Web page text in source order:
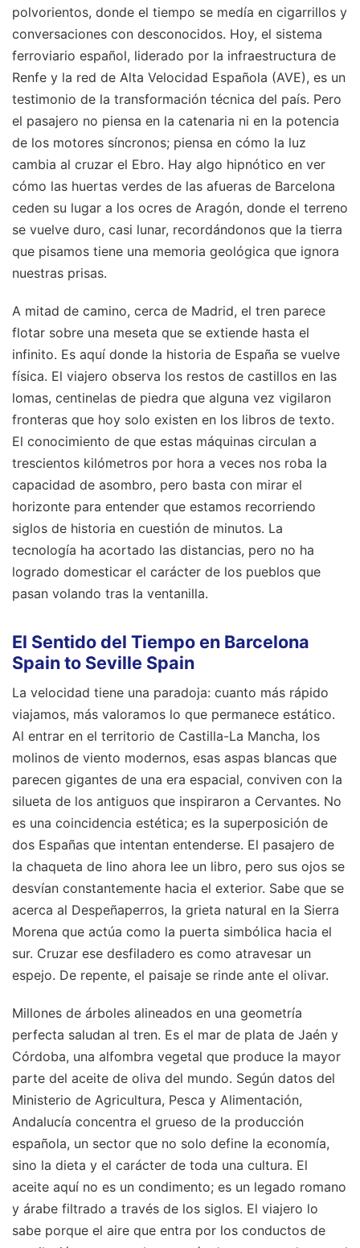
polvorientos, donde el tiempo se medía en cigarrillos y
conversaciones con desconocidos. Hoy, el sistema
ferroviario español, liderado por la infraestructura de
Renfe y la red de Alta Velocidad Española (AVE), es un
testimonio de la transformación técnica del país. Pero
el pasajero no piensa en la catenaria ni en la potencia
de los motores síncronos; piensa en cómo la luz
cambia al cruzar el Ebro. Hay algo hipnótico en ver
cómo las huertas verdes de las afueras de Barcelona
ceden su lugar a los ocres de Aragón, donde el terreno
se vuelve duro, casi lunar, recordándonos que la tierra
que pisamos tiene una memoria geológica que ignora
nuestras prisas.
A mitad de camino, cerca de Madrid, el tren parece
flotar sobre una meseta que se extiende hasta el
infinito. Es aquí donde la historia de España se vuelve
física. El viajero observa los restos de castillos en las
lomas, centinelas de piedra que alguna vez vigilaron
fronteras que hoy solo existen en los libros de texto.
El conocimiento de que estas máquinas circulan a
trescientos kilómetros por hora a veces nos roba la
capacidad de asombro, pero basta con mirar el
horizonte para entender que estamos recorriendo
siglos de historia en cuestión de minutos. La
tecnología ha acortado las distancias, pero no ha
logrado domesticar el carácter de los pueblos que
pasan volando tras la ventanilla.
El Sentido del Tiempo en Barcelona
Spain to Seville Spain
La velocidad tiene una paradoja: cuanto más rápido
viajamos, más valoramos lo que permanece estático.
Al entrar en el territorio de Castilla-La Mancha, los
molinos de viento modernos, esas aspas blancas que
parecen gigantes de una era espacial, conviven con la
silueta de los antiguos que inspiraron a Cervantes. No
es una coincidencia estética; es la superposición de
dos Españas que intentan entenderse. El pasajero de
la chaqueta de lino ahora lee un libro, pero sus ojos se
desvían constantemente hacia el exterior. Sabe que se
acerca al Despeñaperros, la grieta natural en la Sierra
Morena que actúa como la puerta simbólica hacia el
sur. Cruzar ese desfiladero es como atravesar un
espejo. De repente, el paisaje se rinde ante el olivar.
Millones de árboles alineados en una geometría
perfecta saludan al tren. Es el mar de plata de Jaén y
Córdoba, una alfombra vegetal que produce la mayor
parte del aceite de oliva del mundo. Según datos del
Ministerio de Agricultura, Pesca y Alimentación,
Andalucía concentra el grueso de la producción
española, un sector que no solo define la economía,
sino la dieta y el carácter de toda una cultura. El
aceite aquí no es un condimento; es un legado romano
y árabe filtrado a través de los siglos. El viajero lo
sabe porque el aire que entra por los conductos de